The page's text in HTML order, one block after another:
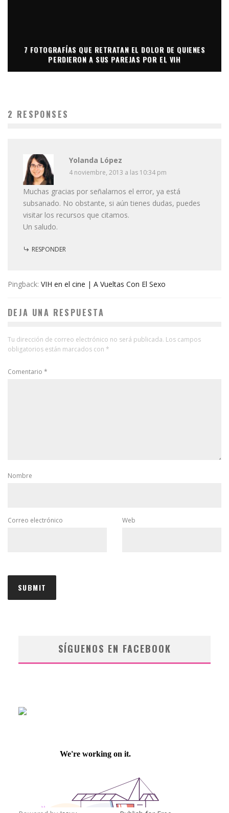
7 FOTOGRAFÍAS QUE RETRATAN EL DOLOR DE QUIENES
PERDIERON A SUS PAREJAS POR EL VIH
2 RESPONSES
Yolanda López
4 noviembre, 2013 a las 10:34 pm
Muchas gracias por señalarnos el error, ya está
subsanado. No obstante, si aún tienes dudas, puedes
visitar los recursos que citamos.
Un saludo.
RESPONDER
Pingback: VIH en el cine | A Vueltas Con El Sexo
DEJA UNA RESPUESTA
Tu dirección de correo electrónico no será publicada. Los campos
obligatorios están marcados con *
Comentario *
Nombre
Correo electrónico Web
SÍGUENOS EN FACEBOOK